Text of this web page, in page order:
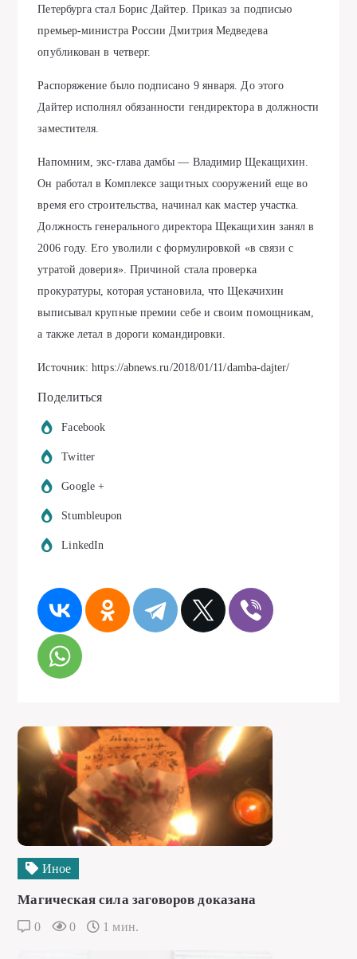
Петербурга стал Борис Дайтер. Приказ за подписью
премьер-министра России Дмитрия Медведева
опубликован в четверг.
Распоряжение было подписано 9 января. До этого
Дайтер исполнял обязанности гендиректора в должности
заместителя.
Напомним, экс-глава дамбы — Владимир Щекащихин.
Он работал в Комплексе защитных сооружений еще во
время его строительства, начинал как мастер участка.
Должность генерального директора Щекащихин занял в
2006 году. Его уволили с формулировкой «в связи с
утратой доверия». Причиной стала проверка
прокуратуры, которая установила, что Щекачихин
выписывал крупные премии себе и своим помощникам,
а также летал в дороги командировки.
Источник: https://abnews.ru/2018/01/11/damba-dajter/
Поделиться
Facebook
Twitter
Google +
Stumbleupon
LinkedIn
Иное
Магическая сила заговоров доказана
0 0 1 мин.